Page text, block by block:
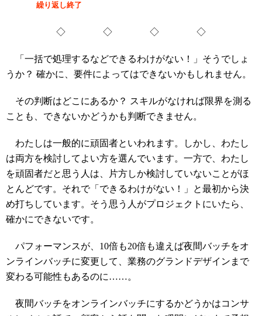
繰り返し終了
◇ ◇ ◇ ◇
「一括で処理するなどできるわけがない！」そうでしょ
うか？ 確かに、要件によってはできないかもしれません。
その判断はどこにあるか？ スキルがなければ限界を測る
ことも、できないかどうかも判断できません。
わたしは一般的に頑固者といわれます。しかし、わたし
は両方を検討してよい方を選んでいます。一方で、わたし
を頑固者だと思う人は、片方しか検討していないことがほ
とんどです。それで「できるわけがない！」と最初から決
め打ちしています。そう思う人がプロジェクトにいたら、
確かにできないです。
パフォーマンスが、10倍も20倍も違えば夜間バッチをオ
ンラインバッチに変更して、業務のグランドデザインまで
変わる可能性もあるのに……。
夜間バッチをオンラインバッチにするかどうかはコンサ